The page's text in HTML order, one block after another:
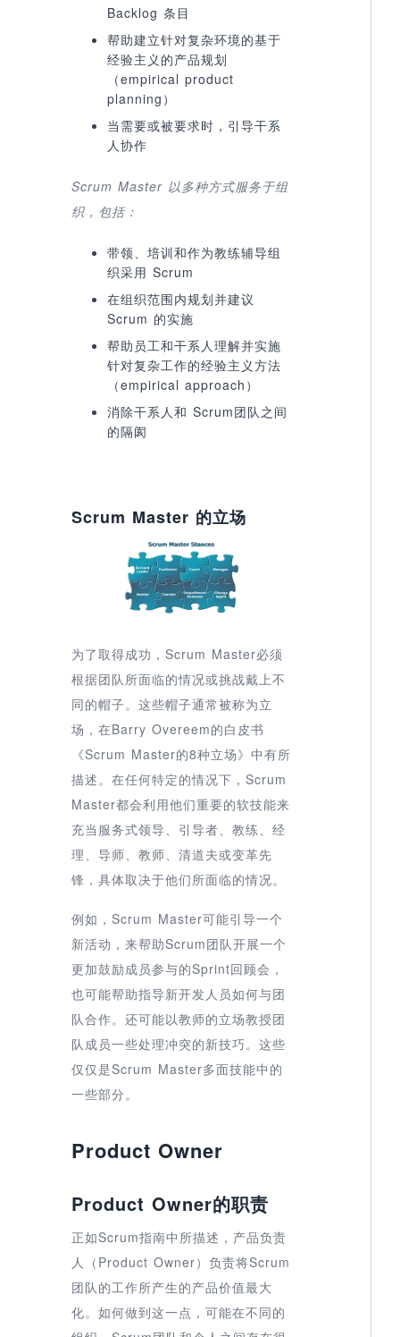
Backlog 条目
帮助建立针对复杂环境的基于
经验主义的产品规划
（empirical product
planning）
当需要或被要求时，引导干系
人协作
Scrum Master 以多种方式服务于组
织，包括：
带领、培训和作为教练辅导组
织采用 Scrum
在组织范围内规划并建议
Scrum 的实施
帮助员工和干系人理解并实施
针对复杂工作的经验主义方法
（empirical approach）
消除干系人和 Scrum团队之间
的隔阂
Scrum Master 的立场
为了取得成功，Scrum Master必须
根据团队所面临的情况或挑战戴上不
同的帽子。这些帽子通常被称为立
场，在Barry Overeem的白皮书
《Scrum Master的8种立场》中有所
描述。在任何特定的情况下，Scrum
Master都会利用他们重要的软技能来
充当服务式领导、引导者、教练、经
理、导师、教师、清道夫或变革先
锋，具体取决于他们所面临的情况。
例如，Scrum Master可能引导一个
新活动，来帮助Scrum团队开展一个
更加鼓励成员参与的Sprint回顾会，
也可能帮助指导新开发人员如何与团
队合作。还可能以教师的立场教授团
队成员一些处理冲突的新技巧。这些
仅仅是Scrum Master多面技能中的
一些部分。
Product Owner
Product Owner的职责
正如Scrum指南中所描述，产品负责
人（Product Owner）负责将Scrum
团队的工作所产生的产品价值最大
化。如何做到这一点，可能在不同的